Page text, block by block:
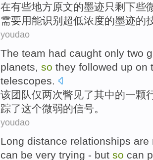
在有些地方原文的墨迹只剩下些
需要用能识别 超低浓度的墨迹的
youdao
The team had caught only two
planets, so they followed up on
telescopes.
该团队仅两次瞥见了其中的一颗
踪了这个微弱的信号。
youdao
Long distance relationships are
can be very trying - but so can